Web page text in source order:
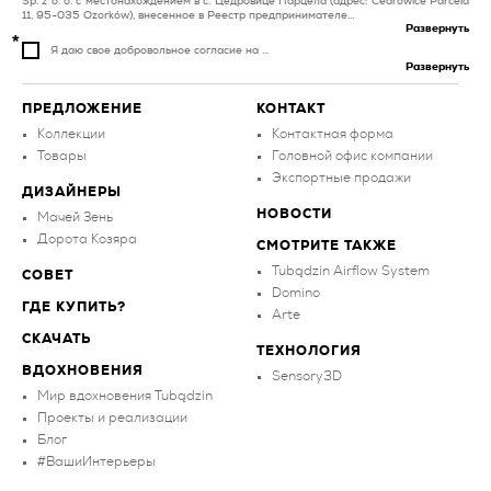
ПРЕДЛОЖЕНИЕ
Коллекции
Товары
ДИЗАЙНЕРЫ
Мачей Зень
Дорота Козяра
СОВЕТ
ГДЕ КУПИТЬ?
СКАЧАТЬ
ВДОХНОВЕНИЯ
Мир вдохновения Tubądzin
Проекты и реализации
Блог
#ВашиИнтерьеры
КОНТАКТ
Контактная форма
Головной офис компании
Экспортные продажи
НОВОСТИ
СМОТРИТЕ ТАКЖЕ
Tubądzin Airflow System
Domino
Arte
ТЕХНОЛОГИЯ
Sensory3D
11, 95-035 Ozorków), внесенное в Реестр предпринимателе...
Развернуть
Я даю свое добровольное согласие на ...
Развернуть